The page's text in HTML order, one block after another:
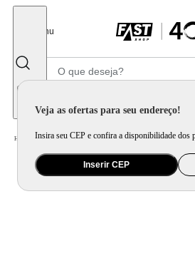
Menu
Veja as ofertas para seu endereço!
Insira seu CEP e confira a disponibilidade dos
Inserir CEP
Home Brinquedo e Colecionável / Para Colecionar